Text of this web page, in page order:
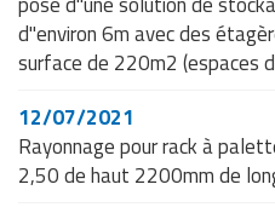
d"environ 6m avec des
surface de 220m2 (espaces
12/07/2021
Rayonnage pour rack à
2,50 de haut 2200mm de